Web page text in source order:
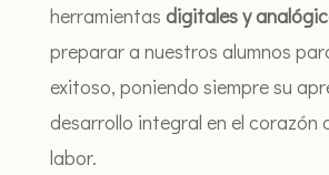
herramientas digitales y
preparar a nuestros alumnos
exitoso, poniendo siempre su
desarrollo integral en el corazón
labor.